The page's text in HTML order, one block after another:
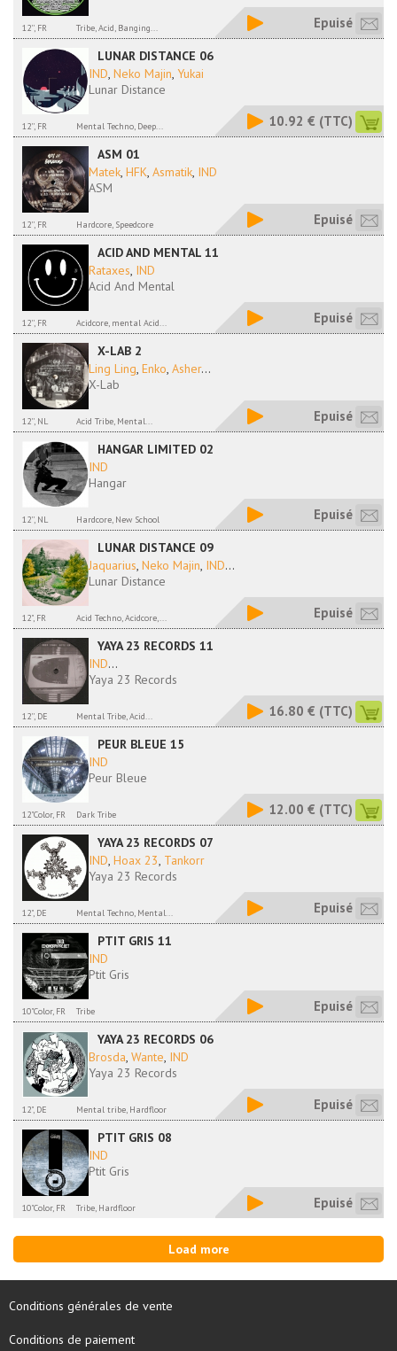
12'', FR Tribe, Acid, Banging... Epuisé
LUNAR DISTANCE 06
IND, Neko Majin, Yukai
Lunar Distance
12'', FR Mental Techno, Deep... 10.92 € (TTC)
ASM 01
Matek, HFK, Asmatik, IND
ASM
12'', FR Hardcore, Speedcore Epuisé
ACID AND MENTAL 11
Rataxes, IND
Acid And Mental
12'', FR Acidcore, mental Acid... Epuisé
X-LAB 2
Ling Ling, Enko, Asher...
X-Lab
12'', NL Acid Tribe, Mental... Epuisé
HANGAR LIMITED 02
IND
Hangar
12'', NL Hardcore, New School Epuisé
LUNAR DISTANCE 09
Jaquarius, Neko Majin, IND...
Lunar Distance
12", FR Acid Techno, Acidcore,... Epuisé
YAYA 23 RECORDS 11
IND...
Yaya 23 Records
12'', DE Mental Tribe, Acid... 16.80 € (TTC)
PEUR BLEUE 15
IND
Peur Bleue
12"Color, FR Dark Tribe 12.00 € (TTC)
YAYA 23 RECORDS 07
IND, Hoax 23, Tankorr
Yaya 23 Records
12", DE Mental Techno, Mental... Epuisé
PTIT GRIS 11
IND
Ptit Gris
10"Color, FR Tribe Epuisé
YAYA 23 RECORDS 06
Brosda, Wante, IND
Yaya 23 Records
12", DE Mental tribe, Hardfloor Epuisé
PTIT GRIS 08
IND
Ptit Gris
10"Color, FR Tribe, Hardfloor Epuisé
Load more
Conditions générales de vente
Conditions de paiement